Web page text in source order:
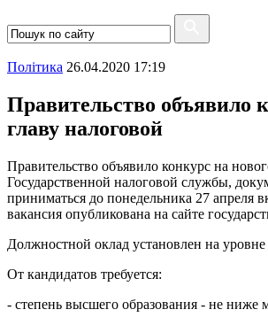
Полiтика 26.04.2020 17:19
Правительство объявило
главу налоговой
Правительство объявило конкурс на
Государственной налоговой службы,
приниматься до понедельника 27 апреля
вакансия опубликована на сайте
Должностной оклад установлен на уровне
От кандидатов требуется:
- степень высшего образования - не ниже